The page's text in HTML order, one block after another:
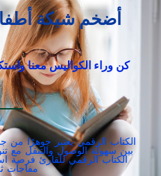
أضخم شبكة
كن وراء الكواليس معنا
الكتاب الرقمي يعتبر جوهرًا من
بين سهولة الوصول والتنقل مع
الكتاب الرقمي للقارئ فرصة
مفاجآت